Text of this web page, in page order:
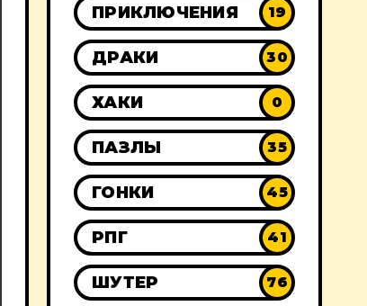
ПРИКЛЮЧЕНИЯ 19
ДРАКИ 30
ХАКИ 0
ПАЗЛЫ 35
ГОНКИ 45
РПГ 41
ШУТЕР 76